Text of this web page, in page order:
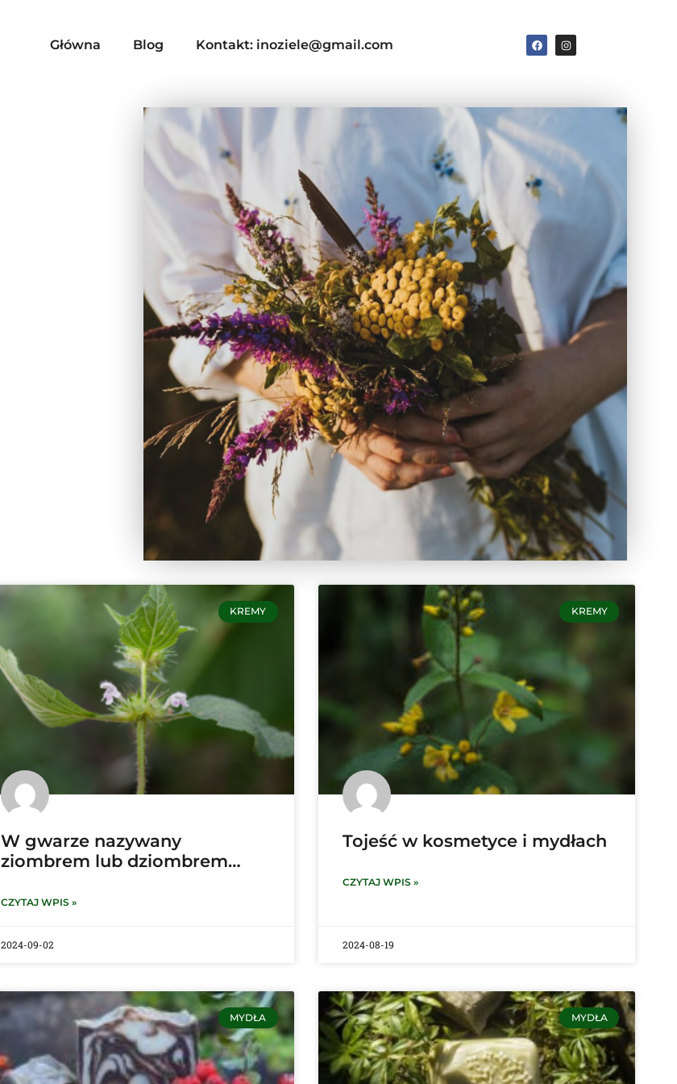
Główna Blog Kontakt: inoziele@gmail.com
KREMY
W gwarze nazywany
ziombrem lub dziombrem…
CZYTAJ WPIS »
2024-09-02
KREMY
Tojeść w kosmetyce i mydłach
CZYTAJ WPIS »
2024-08-19
MYDŁA MYDŁA